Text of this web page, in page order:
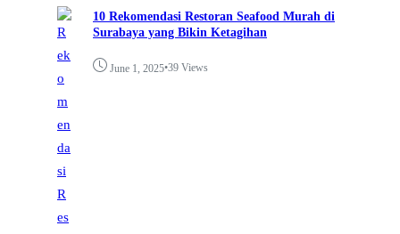
10 Rekomendasi Restoran Seafood Murah di
Surabaya yang Bikin Ketagihan
June 1, 2025•39 Views